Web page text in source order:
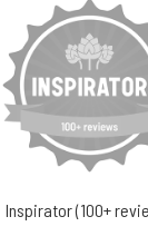
Inspirator (100+